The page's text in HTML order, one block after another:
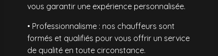
vous garantir une expérience personnalisée.
• Professionnalisme : nos chauffeurs sont
formés et qualifiés pour vous offrir un service
de qualité en toute circonstance.